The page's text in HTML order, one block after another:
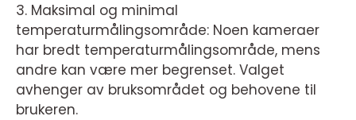
3. Maksimal og minimal
temperaturmålingsområde: Noen kameraer
har bredt temperaturmålingsområde, mens
andre kan være mer begrenset. Valget
avhenger av bruksområdet og behovene til
brukeren.